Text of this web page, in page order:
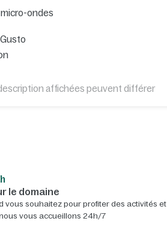
ondes
Gusto
affichées peuvent différer
le domaine​
vous souhaitez pour profiter des activités et
vous accueillons 24h/7​